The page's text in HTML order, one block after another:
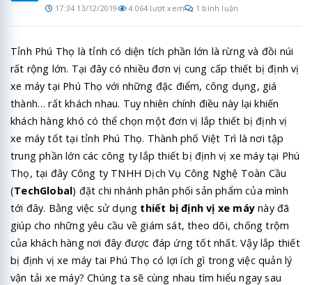
17:34 13/12/2019 4.064 lượt xem 1 bình luận
Tỉnh Phú Thọ là tỉnh có diện tích phần lớn là rừng và đồi núi
rất rộng lớn. Tại đây có nhiều đơn vị cung cấp thiết bị định vị
xe máy tại Phú Thọ với những đặc điểm, công dụng, giá
thành… rất khách nhau. Tuy nhiên chính điều này lại khiến
khách hàng khó có thể chọn một đơn vị lắp thiết bị định vị
xe máy tốt tại tỉnh Phú Thọ. Thành phố Việt Trì là nơi tập
trung phần lớn các công ty lắp thiết bị định vị xe máy tại Phú
Thọ, tại đây Công ty TNHH Dịch Vụ Công Nghệ Toàn Cầu
(TechGlobal) đặt chi nhánh phân phối sản phẩm của mình
tới đây. Bằng việc sử dụng thiết bị định vị xe máy này đã
giúp cho những yêu cầu về giám sát, theo dõi, chống trộm
của khách hàng nơi đây được đáp ứng tốt nhất. Vậy lắp thiết
bị định vị xe máy tai Phú Thọ có lợi ích gì trong việc quản lý
vận tải xe máy? Chúng ta sẽ cùng nhau tìm hiểu ngay sau